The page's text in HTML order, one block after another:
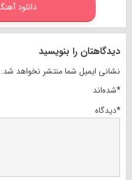
دانلود آهنگ
دیدگاهتان را بنویسید
نشانی ایمیل شما منتشر نخواهد شد.
شده‌اند*
دیدگاه*